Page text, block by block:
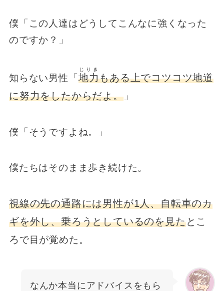
僕「この人達はどうしてこんなに強くなった
のですか？」
知らない男性「 地力
じりき
もある上でコツコツ地道
に努力をしたからだよ。」
僕「そうですよね。」
僕たちはそのまま歩き続けた。
視線の先の通路には男性が1人、自転車のカ
ギを外し、乗ろうとしているのを見たとこ
ろで目が覚めた。
なんか本当にアドバイスをもら